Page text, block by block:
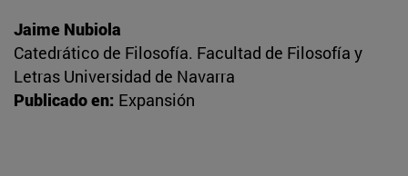
Jaime Nubiola
Catedrático de Filosofía. Facultad de Filosofía y
Letras Universidad de Navarra
Publicado en: Expansión